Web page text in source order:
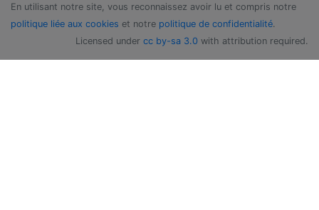
En utilisant notre site, vous reconnaissez avoir lu et compris notre
politique liée aux cookies et notre politique de confidentialité.
Licensed under cc by-sa 3.0 with attribution required.